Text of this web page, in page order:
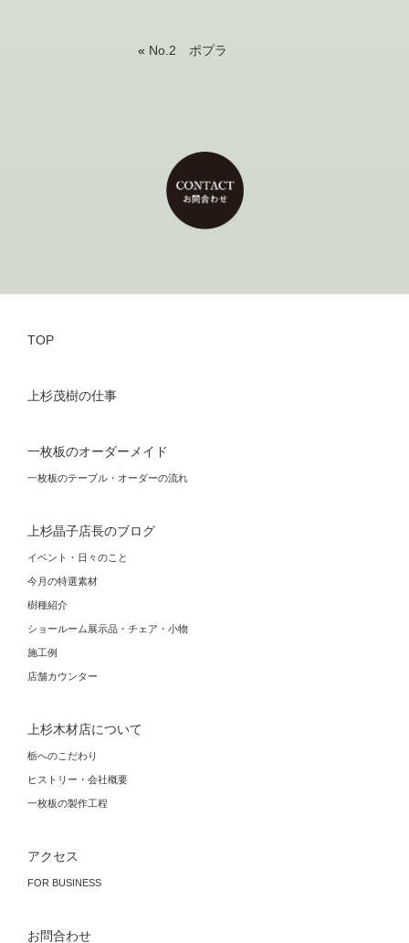
« No.2 ポプラ
TOP
上杉茂樹の仕事
一枚板のオーダーメイド
一枚板のテーブル・オーダーの流れ
上杉晶子店長のブログ
イベント・日々のこと
今月の特選素材
樹種紹介
ショールーム展示品・チェア・小物
施工例
店舗カウンター
上杉木材店について
栃へのこだわり
ヒストリー・会社概要
一枚板の製作工程
アクセス
FOR BUSINESS
お問合わせ